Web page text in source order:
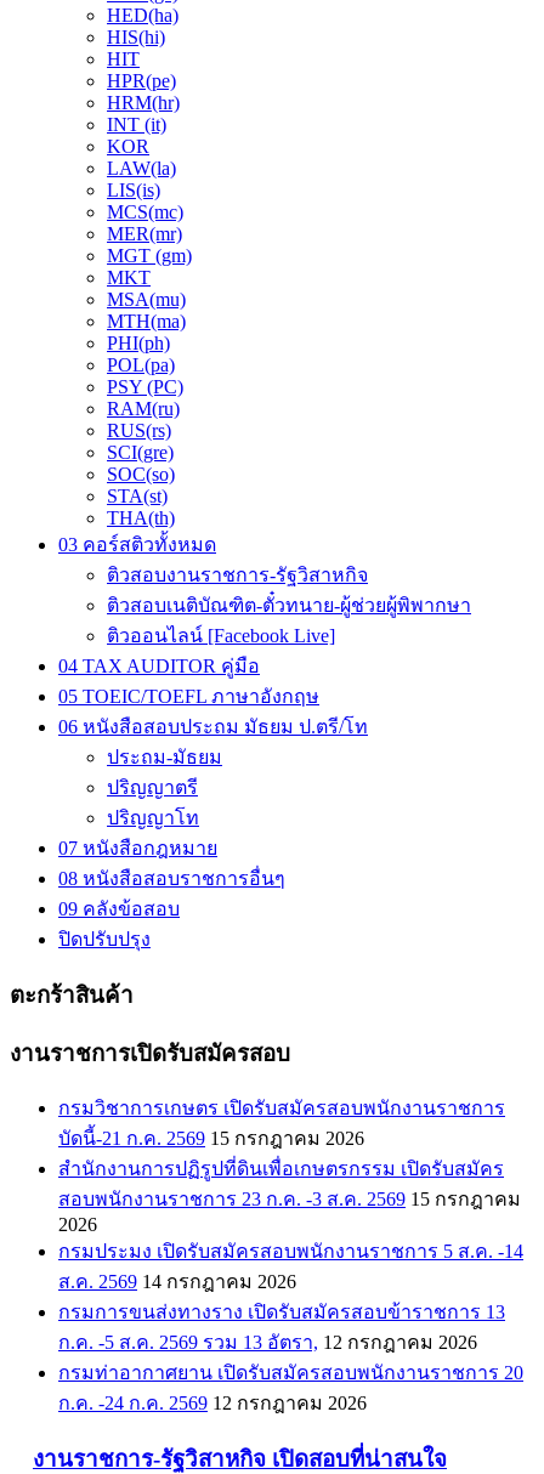
HED(ha)
HIS(hi)
HIT
HPR(pe)
HRM(hr)
INT (it)
KOR
LAW(la)
LIS(is)
MCS(mc)
MER(mr)
MGT (gm)
MKT
MSA(mu)
MTH(ma)
PHI(ph)
POL(pa)
PSY (PC)
RAM(ru)
RUS(rs)
SCI(gre)
SOC(so)
STA(st)
THA(th)
03 คอร์สติวทั้งหมด
ติวสอบงานราชการ-รัฐวิสาหกิจ
ติวสอบเนติบัณฑิต-ตั๋วทนาย-ผู้ช่วยผู้พิพากษา
ติวออนไลน์ [Facebook Live]
04 TAX AUDITOR คู่มือ
05 TOEIC/TOEFL ภาษาอังกฤษ
06 หนังสือสอบประถม มัธยม ป.ตรี/โท
ประถม-มัธยม
ปริญญาตรี
ปริญญาโท
07 หนังสือกฎหมาย
08 หนังสือสอบราชการอื่นๆ
09 คลังข้อสอบ
ปิดปรับปรุง
ตะกร้าสินค้า
งานราชการเปิดรับสมัครสอบ
กรมวิชาการเกษตร เปิดรับสมัครสอบพนักงานราชการ
บัดนี้-21 ก.ค. 2569 15 กรกฎาคม 2026
สำนักงานการปฏิรูปที่ดินเพื่อเกษตรกรรม เปิดรับสมัคร
สอบพนักงานราชการ 23 ก.ค. -3 ส.ค. 2569 15 กรกฎาคม
2026
กรมประมง เปิดรับสมัครสอบพนักงานราชการ 5 ส.ค. -14
ส.ค. 2569 14 กรกฎาคม 2026
กรมการขนส่งทางราง เปิดรับสมัครสอบข้าราชการ 13
ก.ค. -5 ส.ค. 2569 รวม 13 อัตรา, 12 กรกฎาคม 2026
กรมท่าอากาศยาน เปิดรับสมัครสอบพนักงานราชการ 20
ก.ค. -24 ก.ค. 2569 12 กรกฎาคม 2026
งานราชการ-รัฐวิสาหกิจ เปิดสอบที่น่าสนใจ